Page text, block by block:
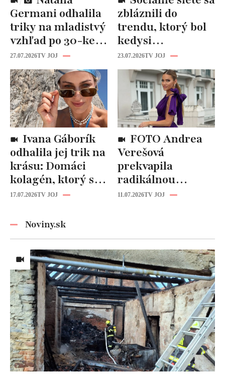
Germani odhalila
triky na mladistvý
vzhľad po 30-ke:
Fungujú lepšie
než drahá
kozmetika
27.07.2026TV JOJ
zbláznili do
trendu, ktorý bol
kedysi
katastrofou:
„Mušie nohy“ sú
späť!
23.07.2026TV JOJ
odhalila jej trik na
krásu: Domáci
kolagén, ktorý si
zvládnete
17.07.2026TV JOJ
Verešová
prekvapila
radikálnou
zmenou účesu: Je
11.07.2026TV JOJ
Noviny.sk